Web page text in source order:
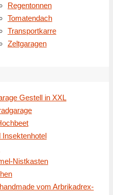
Regentonnen
Tomatendach
Transportkarre
Zeltgaragen
Gestell in XXL
Nistkasten
vom Arbrikadrex-